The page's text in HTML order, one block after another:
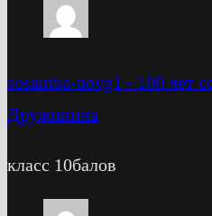
sosamba-novg1 - 100 лет
Дружинина
класс 10балов